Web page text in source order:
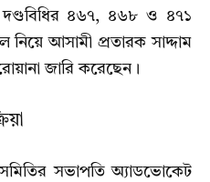
দণ্ডবিধির ৪৬৭, ৪৬৮ ও ৪৭১
নিয়ে আসামী প্রতারক সাদ্দাম
জারি করেছেন।
সভাপতি অ্যাডভোকেট